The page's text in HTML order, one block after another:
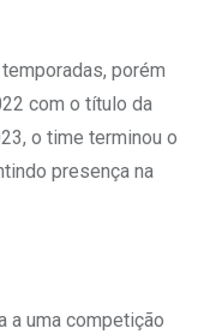
porém
com o título da
o time terminou o
presença na
a uma competição